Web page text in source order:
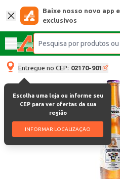
Baixe nosso novo app
exclusivos
Entregue no CEP: 02170-901
Escolha uma loja ou informe seu
CEP para ver ofertas da sua
região
INFORMAR LOCALIZAÇÃO